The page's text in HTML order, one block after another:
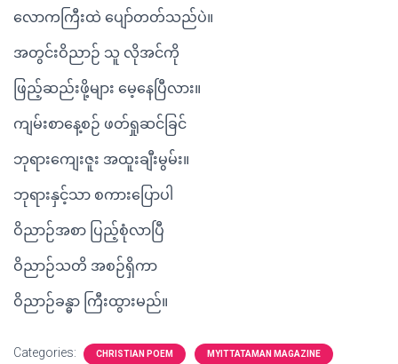
လောကကြီးထဲ ပျော်တတ်သည်ပဲ။
အတွင်းဝိညာဉ် သူ လိုအင်ကို
ဖြည့်ဆည်းဖို့များ မေ့နေပြီလား။
ကျမ်းစာနေ့စဉ် ဖတ်ရှုဆင်ခြင်
ဘုရားကျေးဇူး အထူးချီးမွမ်း။
ဘုရားနှင့်သာ စကားပြောပါ
ဝိညာဉ်အစာ ပြည့်စုံလာပြီ
ဝိညာဉ်သတိ အစဉ်ရှိကာ
ဝိညာဉ်ခန္ဓာ ကြီးထွားမည်။
Categories: CHRISTIAN POEM MYITTATAMAN MAGAZINE